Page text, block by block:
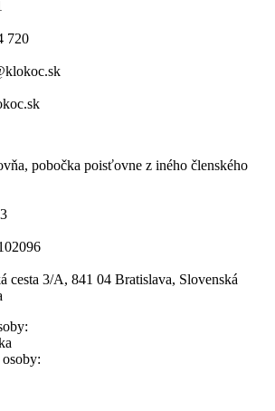
720
pobočka poisťovne z iného členského
cesta 3/A, 841 04 Bratislava, Slovenská